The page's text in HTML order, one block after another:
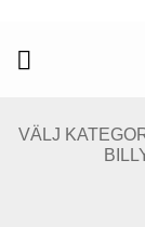
content
VÄLJ